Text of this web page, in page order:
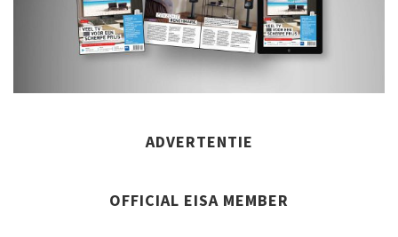
ADVERTENTIE
OFFICIAL EISA MEMBER